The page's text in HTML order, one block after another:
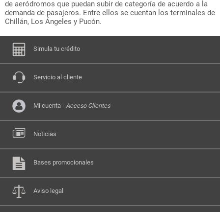
de aeródromos que puedan subir de categoría de acuerdo a la
demanda de pasajeros. Entre ellos se cuentan los terminales de
Chillán, Los Ángeles y Pucón.
Simula tu crédito
Servicio al cliente
Mi cuenta - Acceso Clientes
Noticias
Bases promocionales
Aviso legal